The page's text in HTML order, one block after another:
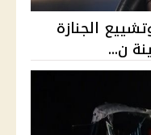
الجنازة
ن...